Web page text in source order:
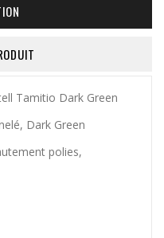
Tamitio Dark Green
Dark Green
polies,